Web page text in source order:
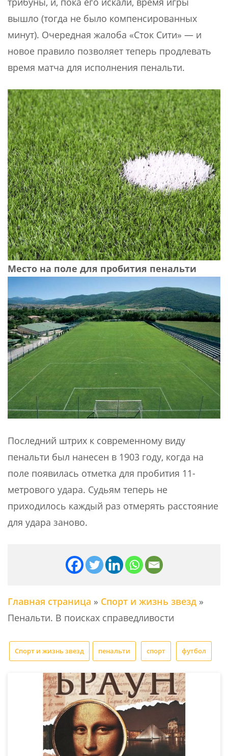
вышло (тогда не было компенсированных
минут). Очередная жалоба «Сток Сити» — и
новое правило позволяет теперь продлевать
время матча для исполнения пенальти.
Место на поле для пробития пенальти
Последний штрих к современному виду
пенальти был нанесен в 1903 году, когда на
поле появилась отметка для пробития 11-
метрового удара. Судьям теперь не
приходилось каждый раз отмерять расстояние
для удара заново.
Главная страница » Спорт и жизнь звезд »
Пенальти. В поисках справедливости
Спорт и жизнь звезд пенальти спорт футбол